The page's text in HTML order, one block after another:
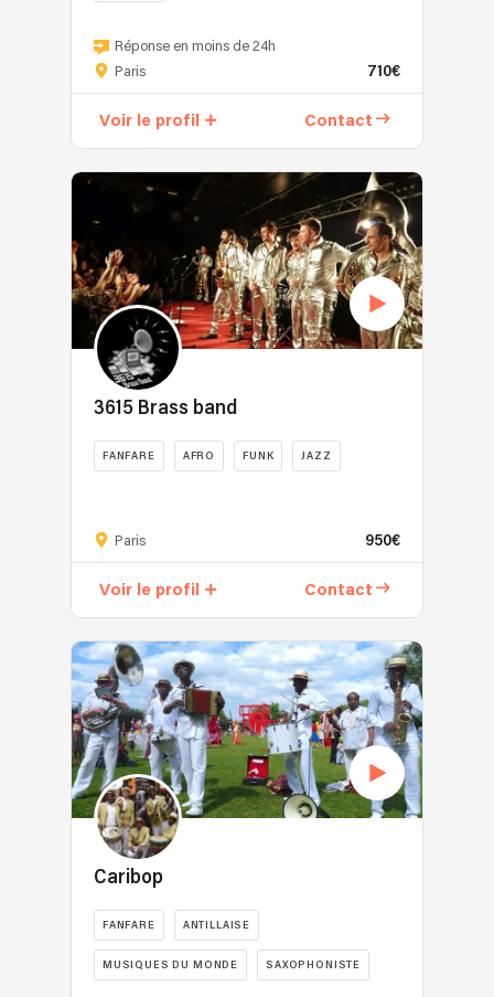
Réponse en moins de 24h
Paris
710€
Voir le profil Contact
3615 Brass band
FANFARE AFRO FUNK JAZZ
Paris 950€
Voir le profil Contact
Caribop
FANFARE ANTILLAISE
MUSIQUES DU MONDE SAXOPHONISTE